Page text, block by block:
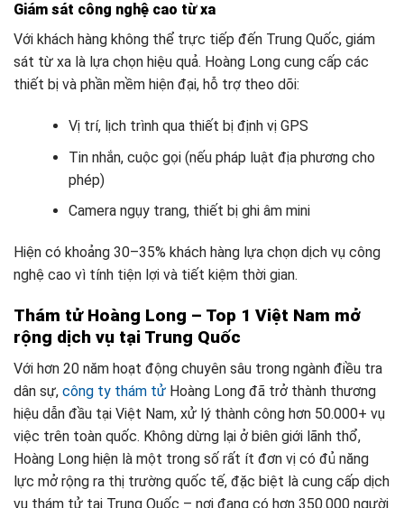
Giám sát công nghệ cao từ xa
Với khách hàng không thể trực tiếp đến Trung Quốc, giám
sát từ xa là lựa chọn hiệu quả. Hoàng Long cung cấp các
thiết bị và phần mềm hiện đại, hỗ trợ theo dõi:
Vị trí, lịch trình qua thiết bị định vị GPS
Tin nhắn, cuộc gọi (nếu pháp luật địa phương cho
phép)
Camera ngụy trang, thiết bị ghi âm mini
Hiện có khoảng 30–35% khách hàng lựa chọn dịch vụ công
nghệ cao vì tính tiện lợi và tiết kiệm thời gian.
Thám tử Hoàng Long – Top 1 Việt Nam mở
rộng dịch vụ tại Trung Quốc
Với hơn 20 năm hoạt động chuyên sâu trong ngành điều tra
dân sự, công ty thám tử Hoàng Long đã trở thành thương
hiệu dẫn đầu tại Việt Nam, xử lý thành công hơn 50.000+ vụ
việc trên toàn quốc. Không dừng lại ở biên giới lãnh thổ,
Hoàng Long hiện là một trong số rất ít đơn vị có đủ năng
lực mở rộng ra thị trường quốc tế, đặc biệt là cung cấp dịch
vụ thám tử tại Trung Quốc – nơi đang có hơn 350.000 người